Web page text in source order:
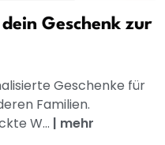
Geschenk zur
Geschenke für
Familien.
W... | mehr